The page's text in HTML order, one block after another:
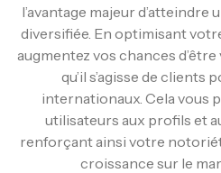
l’avantage majeur d’atteindre
diversifiée. En optimisant
augmentez vos chances
qu’il s’agisse de clients
internationaux. Cela vous
utilisateurs aux profils et
renforçant ainsi votre
croissance sur le